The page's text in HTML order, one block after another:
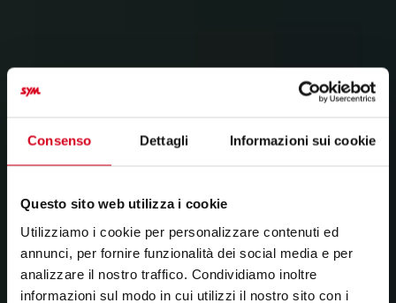
Consenso Dettagli Informazioni sui cookie
Questo sito web utilizza i cookie
Utilizziamo i cookie per personalizzare contenuti ed
annunci, per fornire funzionalità dei social media e per
analizzare il nostro traffico. Condividiamo inoltre
informazioni sul modo in cui utilizzi il nostro sito con i